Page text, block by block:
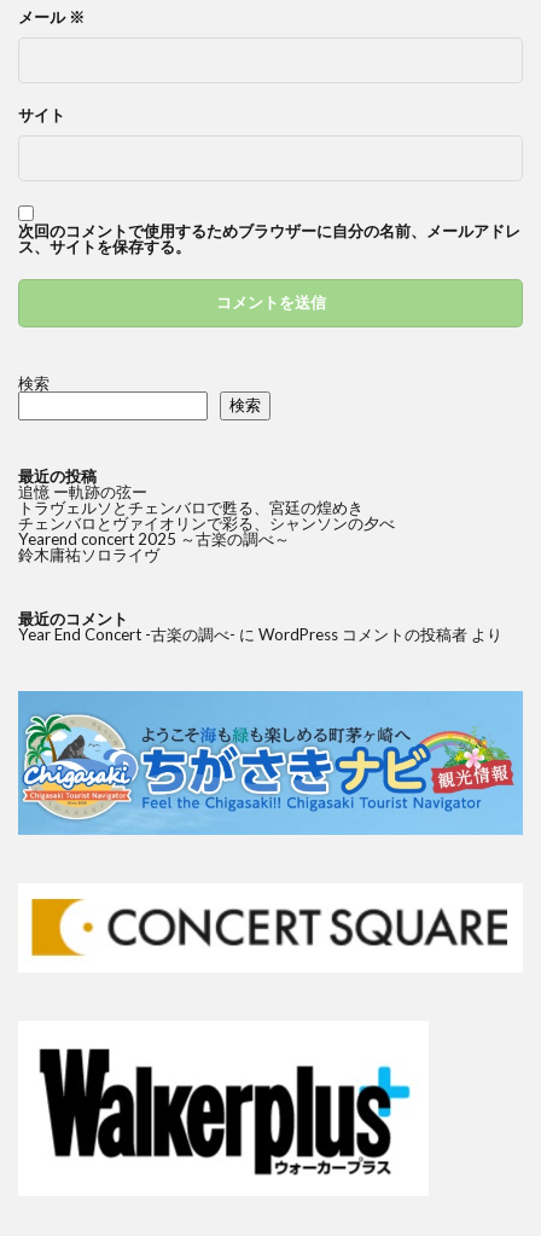
メール ※
サイト
次回のコメントで使用するためブラウザーに自分の名前、メールアドレ
ス、サイトを保存する。
検索
検索
最近の投稿
追憶 ー軌跡の弦ー
トラヴェルソとチェンバロで甦る、宮廷の煌めき
チェンバロとヴァイオリンで彩る、シャンソンの夕べ
Yearend concert 2025 ～古楽の調べ～
鈴木庸祐ソロライヴ
最近のコメント
Year End Concert -古楽の調べ- に WordPress コメントの投稿者 より